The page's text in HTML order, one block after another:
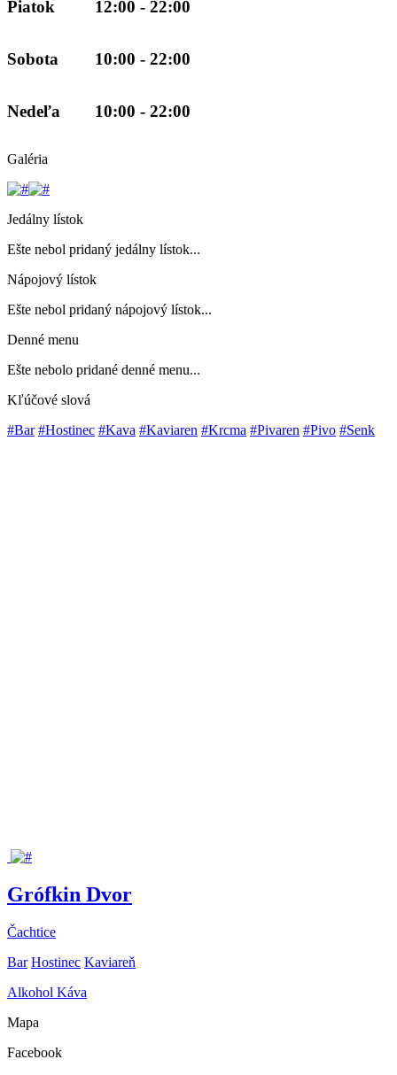
Piatok 12:00 - 22:00
Sobota 10:00 - 22:00
Nedeľa 10:00 - 22:00
Galéria
Jedálny lístok
Ešte nebol pridaný jedálny lístok...
Nápojový lístok
Ešte nebol pridaný nápojový lístok...
Denné menu
Ešte nebolo pridané denné menu...
Kľúčové slová
#Bar #Hostinec #Kava #Kaviaren #Krcma #Pivaren #Pivo #Senk
Grófkin Dvor
Čachtice
Bar Hostinec Kaviareň
Alkohol Káva
Mapa
Facebook